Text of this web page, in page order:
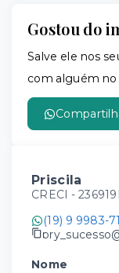
Gostou do
Salve ele nos
com alguém no
Priscila
CRECI -
(19) 9 9983-
Nome